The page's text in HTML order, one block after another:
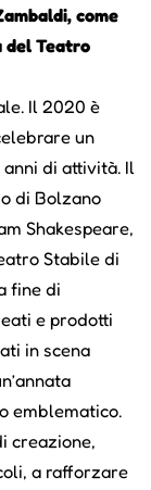
come
del Teatro
Il 2020 è
un
di attività. Il
di Bolzano
Shakespeare,
Stabile di
fine di
e prodotti
in scena
emblematico.
creazione,
a rafforzare